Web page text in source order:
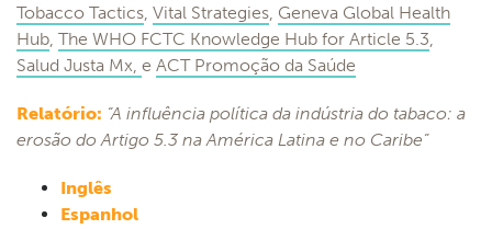
Tobacco Tactics, Vital Strategies, Geneva Global Health
Hub, The WHO FCTC Knowledge Hub for Article 5.3,
Salud Justa Mx, e ACT Promoção da Saúde
Relatório: “A influência política da indústria do tabaco: a
erosão do Artigo 5.3 na América Latina e no Caribe”
Inglês
Espanhol